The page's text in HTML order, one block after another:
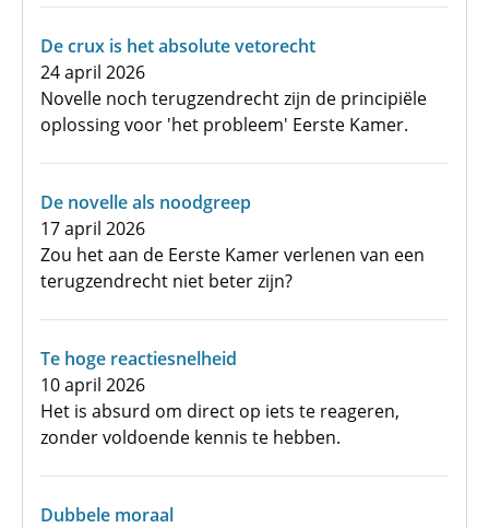
De crux is het absolute vetorecht
24 april 2026
Novelle noch terugzendrecht zijn de principiële
oplossing voor 'het probleem' Eerste Kamer.
De novelle als noodgreep
17 april 2026
Zou het aan de Eerste Kamer verlenen van een
terugzendrecht niet beter zijn?
Te hoge reactiesnelheid
10 april 2026
Het is absurd om direct op iets te reageren,
zonder voldoende kennis te hebben.
Dubbele moraal